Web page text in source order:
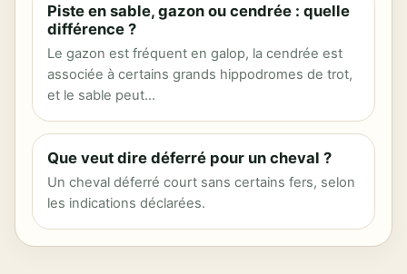
Piste en sable, gazon ou cendrée : quelle
différence ?
Le gazon est fréquent en galop, la cendrée est
associée à certains grands hippodromes de trot,
et le sable peut…
Que veut dire déferré pour un cheval ?
Un cheval déferré court sans certains fers, selon
les indications déclarées.